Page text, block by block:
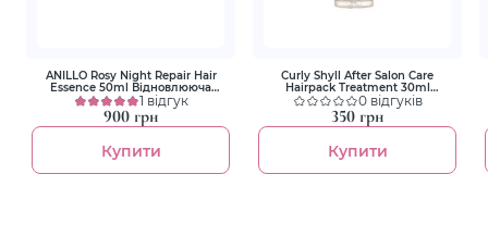
ANILLO Rosy Night Repair Hair
Essence 50ml Відновлююча
есенція для волосся
1 відгук
900 грн
Купити
Curly Shyll After Salon Care
Hairpack Treatment 30ml
Відновлююча маска для
пошкодженого волосся
0 відгуків
350 грн
Купити